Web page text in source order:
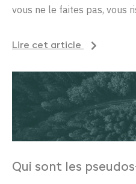
vous ne le faites pas, vous
Lire cet article
Qui sont les